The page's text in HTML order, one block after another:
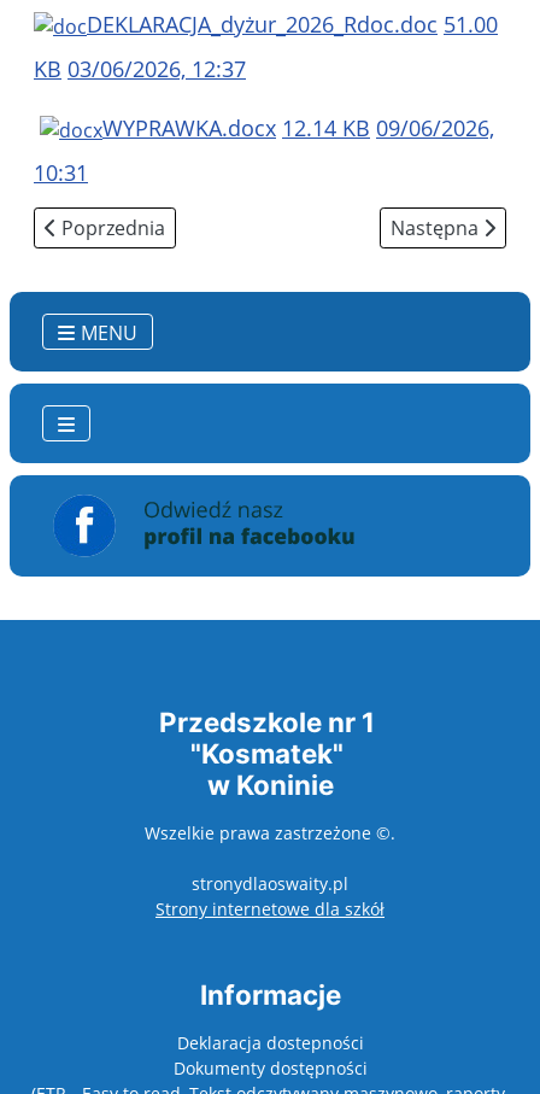
MENU
DEKLARACJA_dyżur_2026_Rdoc.doc 51.00
KB 03/06/2026, 12:37
WYPRAWKA.docx 12.14 KB 09/06/2026,
10:31
Poprzednia strona: Przedszkolny E-mentor
Poprzednia Następna
Następna
Przedszkole nr 1
"Kosmatek"
w Koninie
Wszelkie prawa zastrzeżone ©.
stronydlaoswaity.pl
Strony internetowe dla szkółotwiera się w
Informacje
Deklaracja dostepności
Dokumenty dostępności